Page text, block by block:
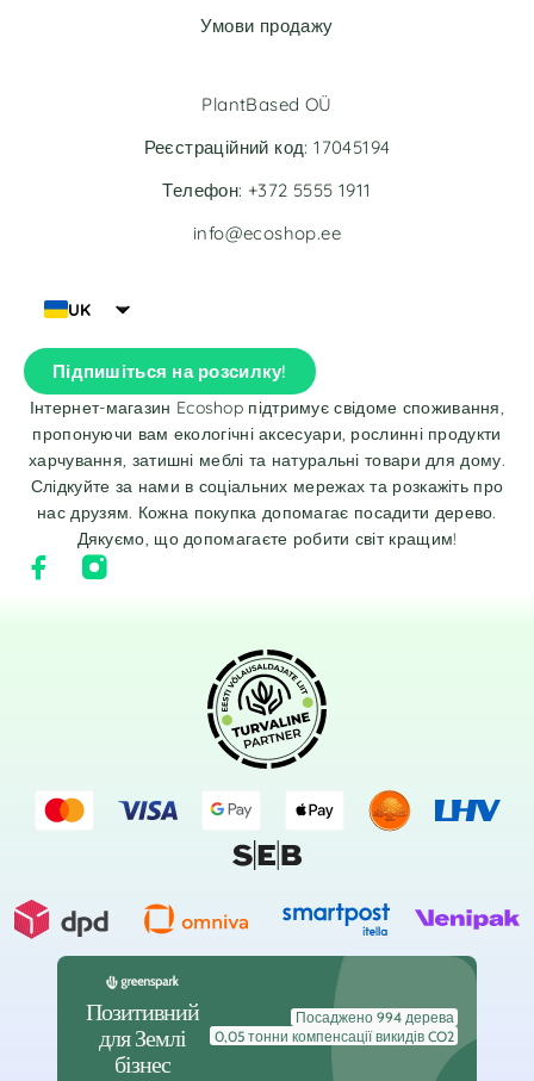
Умови продажу
UK
Підпишіться на розсилку!
Інтернет-магазин Ecoshop підтримує свідоме споживання,
пропонуючи вам екологічні аксесуари, рослинні продукти
харчування, затишні меблі та натуральні товари для дому.
Слідкуйте за нами в соціальних мережах та розкажіть про
нас друзям. Кожна покупка допомагає посадити дерево.
Дякуємо, що допомагаєте робити світ кращим!
PlantBased OÜ
Реєстраційний код: 17045194
Телефон: +372 5555 1911
info@ecoshop.ee
Позитивний
для Землі
бізнес
Посаджено 994 дерева
0,05 тонни компенсації викидів CO2